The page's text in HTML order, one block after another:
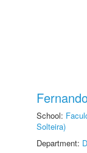
School:
Solteira)
Department: